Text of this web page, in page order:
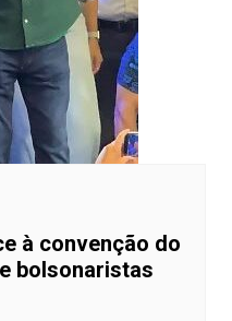
à convenção do
bolsonaristas